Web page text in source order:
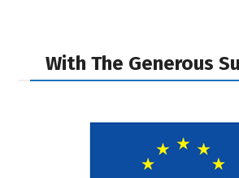
With The Generous